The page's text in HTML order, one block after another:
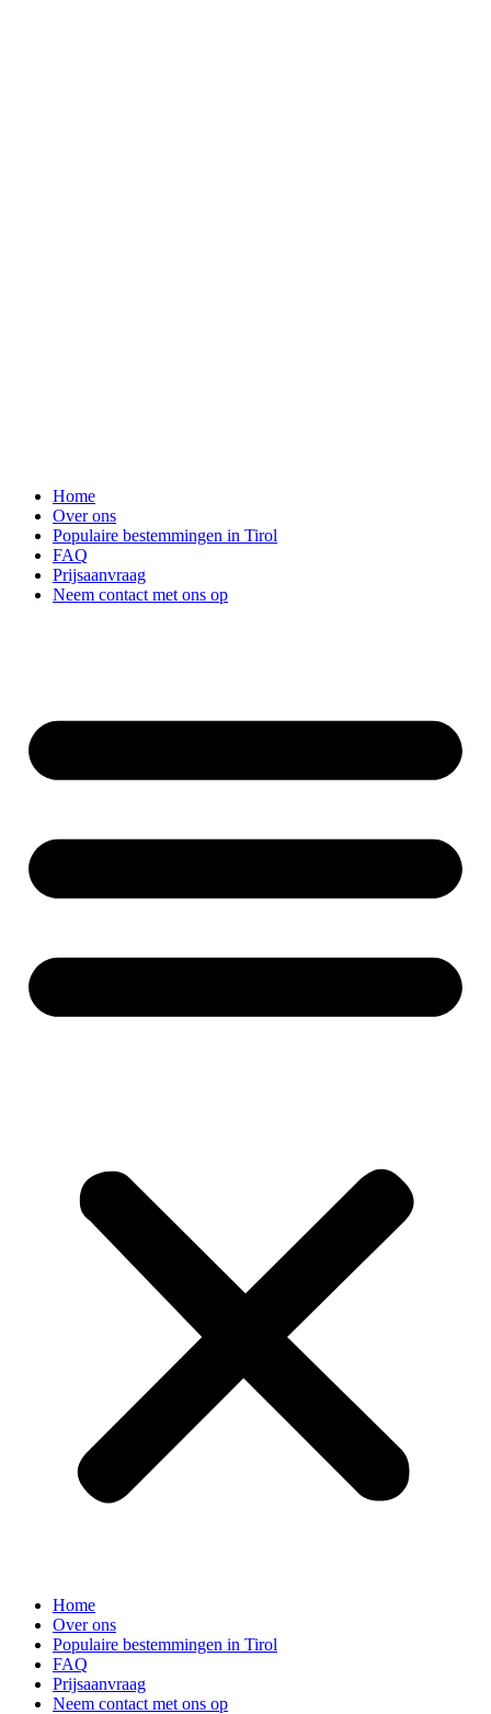
Home
Over ons
Populaire bestemmingen in Tirol
FAQ
Prijsaanvraag
Neem contact met ons op
Home
Over ons
Populaire bestemmingen in Tirol
FAQ
Prijsaanvraag
Neem contact met ons op